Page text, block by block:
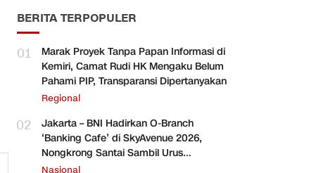
BERITA TERPOPULER
01
Marak Proyek Tanpa Papan Informasi di
Kemiri, Camat Rudi HK Mengaku Belum
Pahami PIP, Transparansi Dipertanyakan
Regional
02
Jakarta – BNI Hadirkan O-Branch
‘Banking Cafe’ di SkyAvenue 2026,
Nongkrong Santai Sambil Urus
Perbankan
Nasional